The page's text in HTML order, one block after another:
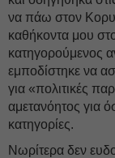
να πάω στον
καθήκοντα μου
κατηγορούμενος
εμποδίστηκε να
για «πολιτικές
αμετανόητος για
κατηγορίες.
Νωρίτερα δεν